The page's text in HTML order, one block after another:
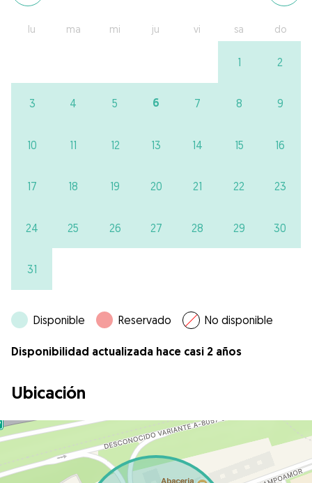
lu ma mi ju vi sa do
1 2
3 4 5 6 7 8 9
10 11 12 13 14 15 16
17 18 19 20 21 22 23
24 25 26 27 28 29 30
31
Disponible Reservado No disponible
Disponibilidad actualizada hace casi 2 años
Ubicación